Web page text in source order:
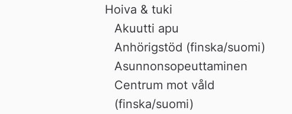
Hoiva & tuki
Akuutti apu
Anhörigstöd (finska/suomi)
Asunnonsopeuttaminen
Centrum mot våld
(finska/suomi)